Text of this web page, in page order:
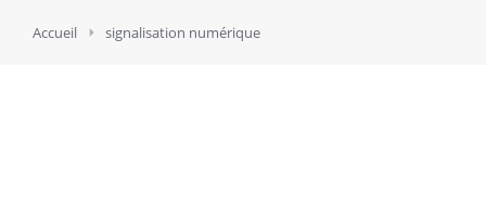
Vous êtes ici :
Accueil signalisation numérique